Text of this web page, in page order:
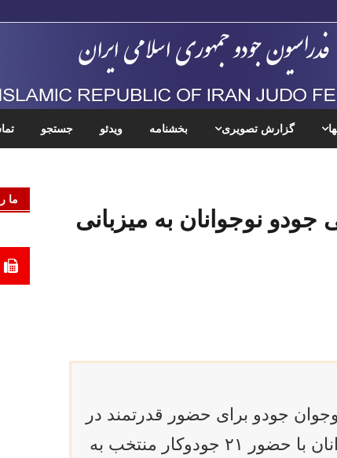
گزارش تصویری بخشنامه ویدئو جستجو
نوجوانان به میزبانی
جودو برای حضور قدرتمند در
میادین آسیایی پیش‌رو، اردوی تیم ملی نوجوانان با حضور ۲۱ جودوکار منتخب به
ما